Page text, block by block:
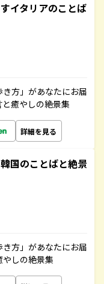
イタリアのことば
方」があなたにお届
癒やしの絶景集
詳細を見る
国のことばと絶景
方」があなたにお届
しの絶景集